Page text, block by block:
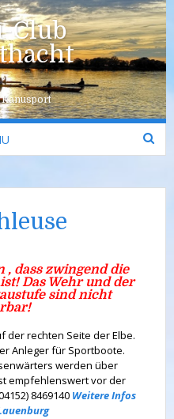
Club
, dass zwingend die
Das Wehr und der
sind nicht
der rechten Seite der Elbe.
Anleger für Sportboote.
werden über
empfehlenswert vor der
8469140 Weitere Infos